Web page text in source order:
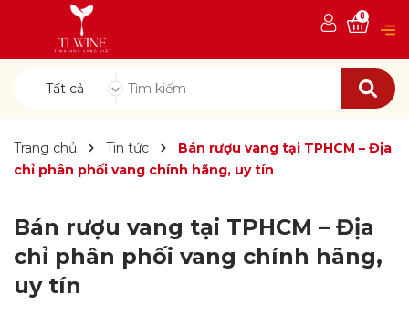
Tất cả
0
Trang chủ Tin tức
Bán rượu vang tại TPHCM – Địa
chỉ phân phối vang chính hãng, uy tín
Bán rượu vang tại TPHCM – Địa
chỉ phân phối vang chính hãng,
uy tín